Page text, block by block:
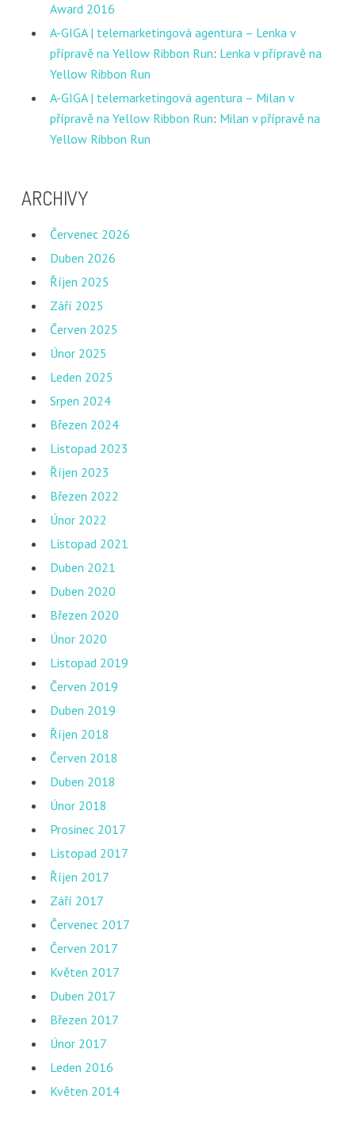
Award 2016
A-GIGA | telemarketingová agentura – Lenka v
přípravě na Yellow Ribbon Run: Lenka v přípravě na
Yellow Ribbon Run
A-GIGA | telemarketingová agentura – Milan v
přípravě na Yellow Ribbon Run: Milan v přípravě na
Yellow Ribbon Run
ARCHIVY
Červenec 2026
Duben 2026
Říjen 2025
Září 2025
Červen 2025
Únor 2025
Leden 2025
Srpen 2024
Březen 2024
Listopad 2023
Říjen 2023
Březen 2022
Únor 2022
Listopad 2021
Duben 2021
Duben 2020
Březen 2020
Únor 2020
Listopad 2019
Červen 2019
Duben 2019
Říjen 2018
Červen 2018
Duben 2018
Únor 2018
Prosinec 2017
Listopad 2017
Říjen 2017
Září 2017
Červenec 2017
Červen 2017
Květen 2017
Duben 2017
Březen 2017
Únor 2017
Leden 2016
Květen 2014